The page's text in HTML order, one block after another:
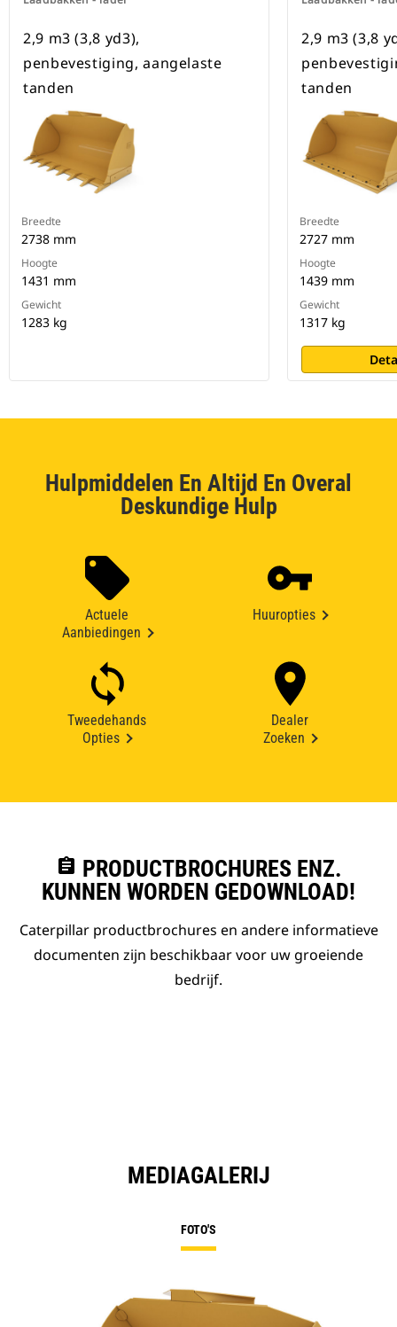
2,9 m3 (3,8 yd3),
penbevestiging, aangelaste
tanden
Breedte
2738 mm
Hoogte
1431 mm
Gewicht
1283 kg
2,9 m3 (3,8
tanden
Breedte
2727 mm
Hoogte
1439 mm
Gewicht
1317 kg
Hulpmiddelen En Altijd En Overal
Deskundige Hulp
Actuele
Aanbiedingen
Huuropties
Tweedehands
Opties
Dealer
Zoeken
assignment PRODUCTBROCHURES ENZ.
KUNNEN WORDEN GEDOWNLOAD!
Caterpillar productbrochures en andere informatieve
documenten zijn beschikbaar voor uw groeiende
bedrijf.
MEDIAGALERIJ
FOTO'S